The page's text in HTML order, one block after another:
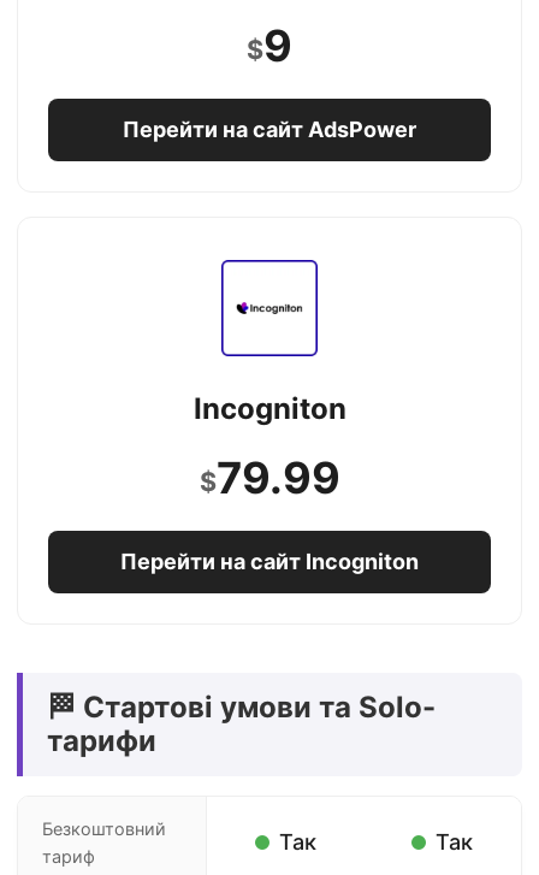
$9
Перейти на сайт AdsPower
Incogniton
$79.99
Перейти на сайт Incogniton
🏁 Стартові умови та Solo-
тарифи
Безкоштовний
тариф
Так Так